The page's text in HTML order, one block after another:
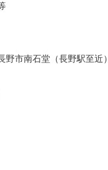
野市南石堂（長野駅至近）